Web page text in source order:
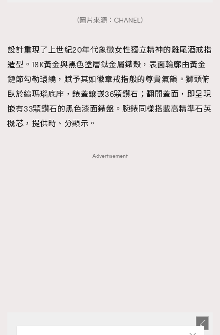
（圖片來源：CHANEL）
設計重現了上世紀20年代象徵女性獨立精神的雞尾酒戒指
造型。18K黃金與黑色塗層鈦金屬錶殼，表面輪廓由黃金
鏈節勾勒環繞，賦予其如徽章戒指般的尊貴氣韻。獅頭俯
臥於縞瑪瑙底座，錶蓋鑲嵌36顆鑽石；翻開蓋面，即呈現
嵌有33顆鑽石的黑色漆面錶盤。腕錶同樣搭載高精準石英
機芯，提供時、分顯示。
Advertisement